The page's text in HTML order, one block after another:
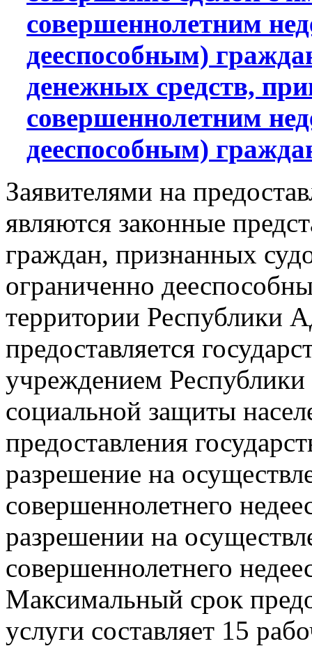
совершеннолетним
дееспособным)
денежных средств,
совершеннолетним
дееспособным)
Заявителями на
являются законные
граждан, признанных
ограниченно
территории Республики
предоставляется
учреждением
социальной защиты
предоставления
разрешение на
совершеннолетнего
разрешении на
совершеннолетнего
Максимальный срок
услуги составляет 15